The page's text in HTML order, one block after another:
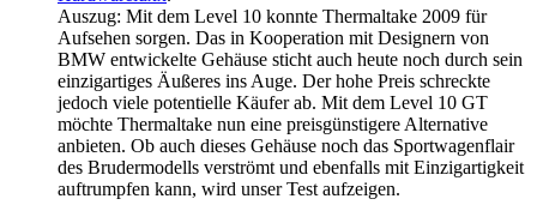
Auszug: Mit dem Level 10 konnte Thermaltake 2009 für
Aufsehen sorgen. Das in Kooperation mit Designern von
BMW entwickelte Gehäuse sticht auch heute noch durch sein
einzigartiges Äußeres ins Auge. Der hohe Preis schreckte
jedoch viele potentielle Käufer ab. Mit dem Level 10 GT
möchte Thermaltake nun eine preisgünstigere Alternative
anbieten. Ob auch dieses Gehäuse noch das Sportwagenflair
des Brudermodells verströmt und ebenfalls mit Einzigartigkeit
auftrumpfen kann, wird unser Test aufzeigen.